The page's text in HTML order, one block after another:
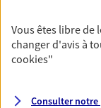
Vous êtes libre de
changer d'avis à
cookies"
Consulter